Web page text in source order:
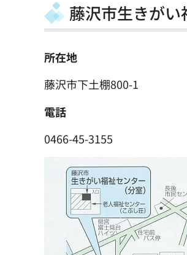
藤沢市生きがい
所在地
藤沢市下土棚800-1
電話
0466-45-3155